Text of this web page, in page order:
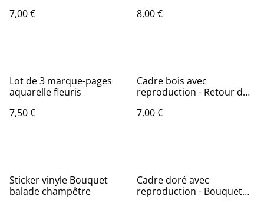
7,00 €
8,00 €
Lot de 3 marque-pages
aquarelle fleuris
7,50 €
Cadre bois avec
reproduction - Retour de
7,00 €
Sticker vinyle Bouquet
balade champêtre
Cadre doré avec
reproduction - Bouquet